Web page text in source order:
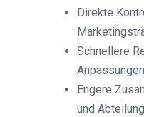
Direkte
Schnellere
Engere
und